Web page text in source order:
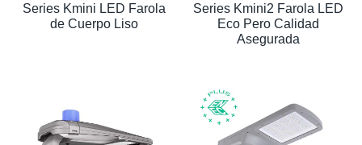
Series Kmini LED Farola
de Cuerpo Liso
Series Kmini2 Farola LED
Eco Pero Calidad
Asegurada